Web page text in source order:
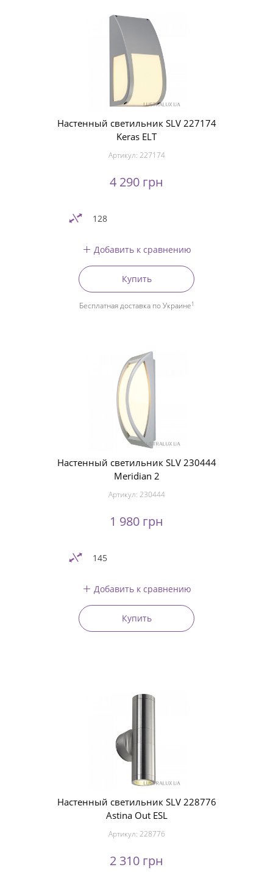
Настенный светильник SLV 227174
Keras ELT
Артикул: 227174
4 290 грн
128
Добавить к сравнению
Купить
Бесплатная доставка по Украине1
Настенный светильник SLV 230444
Meridian 2
Артикул: 230444
1 980 грн
145
Добавить к сравнению
Купить
Настенный светильник SLV 228776
Astina Out ESL
Артикул: 228776
2 310 грн